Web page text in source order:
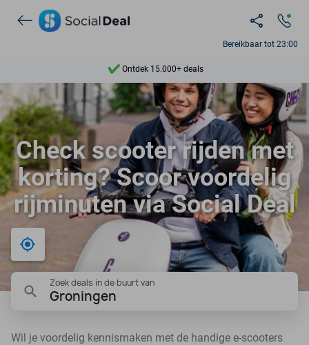
Bereikbaar tot 23:00
Ontdek 15.000+ deals
7 dagen per week beschikbaar
10+ miljoen leden
9,4
Ontdek 15.000+ deals
Check scooter rijden met
korting? Scoor voordelig
rijminuten via Social Deal
Bij mij in de buurt
Zoek deals in de buurt van
Groningen
Wil je voordelig kennismaken met de handige e-scooters